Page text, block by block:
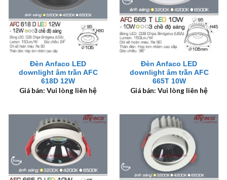
Đèn Anfaco LED
downlight âm trần AFC
618D 12W
Giá bán: Vui lòng liên hệ
Đèn Anfaco LED
downlight âm trần AFC
665T 10W
Giá bán: Vui lòng liên hệ